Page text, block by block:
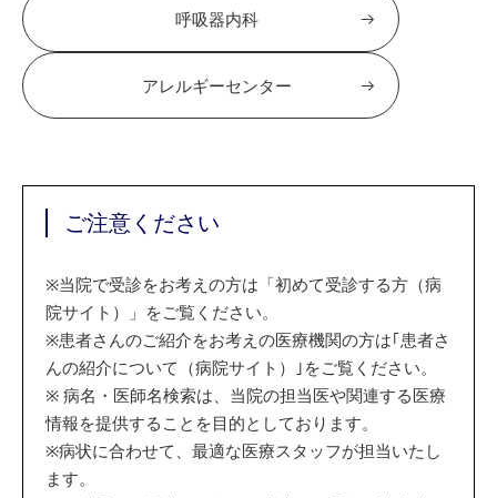
呼吸器内科
アレルギーセンター
ご注意ください
※当院で受診をお考えの方は「初めて受診する方（病
院サイト）」をご覧ください。
※患者さんのご紹介をお考えの医療機関の方は｢患者さ
んの紹介について（病院サイト）｣をご覧ください。
※ 病名・医師名検索は、当院の担当医や関連する医療
情報を提供することを目的としております。
※病状に合わせて、最適な医療スタッフが担当いたし
ます。